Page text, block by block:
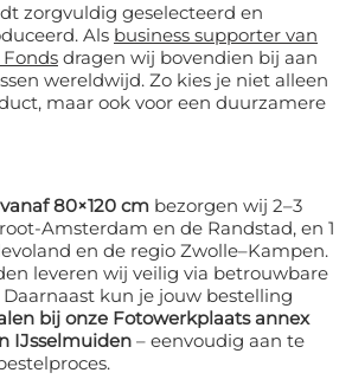
zorgvuldig geselecteerd en
Als business supporter van
dragen wij bovendien bij aan
wereldwijd. Zo kies je niet alleen
maar ook voor een duurzamere
80×120 cm bezorgen wij 2–3
Amsterdam en de Randstad, en 1
en de regio Zwolle–Kampen.
leveren wij veilig via betrouwbare
kun je jouw bestelling
bij onze Fotowerkplaats annex
IJsselmuiden – eenvoudig aan te